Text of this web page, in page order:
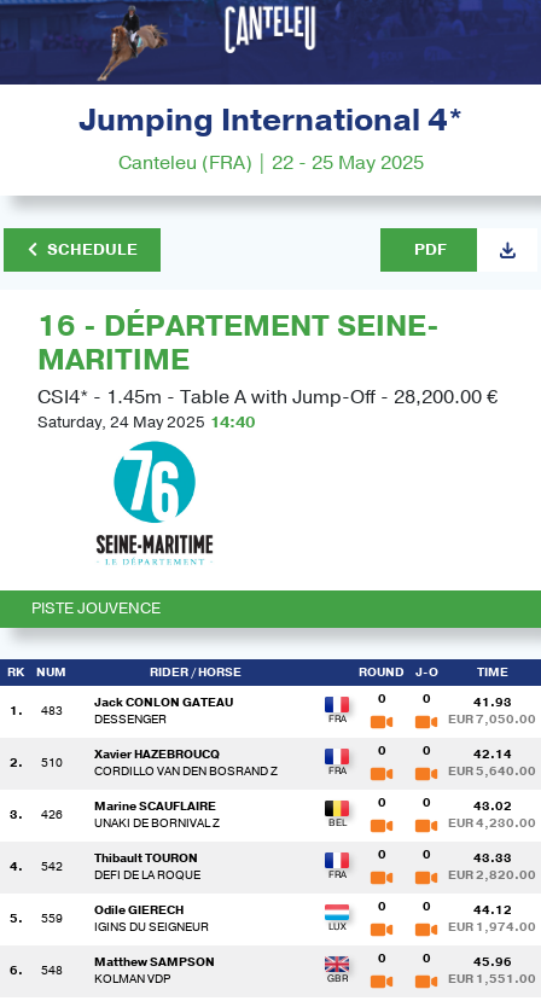
Jumping International 4*
Canteleu (FRA) | 22 - 25 May 2025
SCHEDULE PDF
16 - DÉPARTEMENT SEINE-
MARITIME
CSI4* - 1.45m - Table A with Jump-Off - 28,200.00 €
Saturday, 24 May 2025 14:40
PISTE JOUVENCE
RK NUM RIDER / HORSE ROUND J-O TIME
1. 483
Jack CONLON GATEAU
DESSENGER
0 0 41.93
EUR 7,050.00
2. 510
Xavier HAZEBROUCQ
CORDILLO VAN DEN BOSRAND Z
0 0 42.14
EUR 5,640.00
3. 426
Marine SCAUFLAIRE
UNAKI DE BORNIVAL Z
0 0 43.02
EUR 4,230.00
4. 542
Thibault TOURON
DEFI DE LA ROQUE
0 0 43.33
EUR 2,820.00
5. 559
Odile GIERECH
IGINS DU SEIGNEUR
0 0 44.12
EUR 1,974.00
6. 548
Matthew SAMPSON
KOLMAN VDP
0 0 45.96
EUR 1,551.00